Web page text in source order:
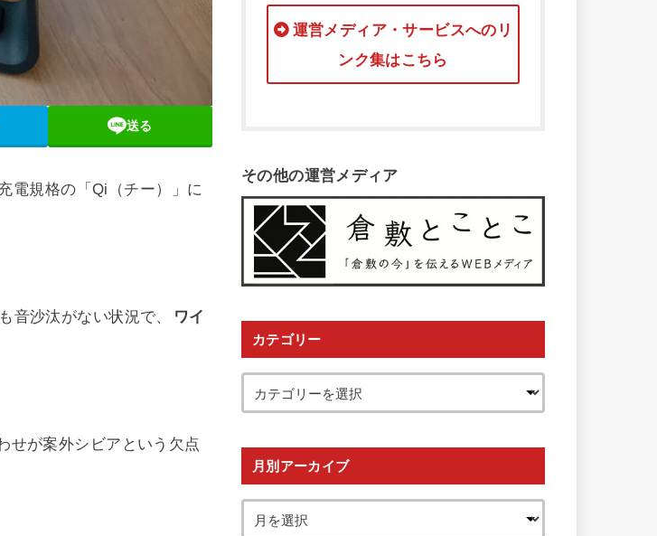
送る
電規格の「Qi（チー）」に
音沙汰がない状況で、
ワイ
せが案外シビアという欠点
運営メディア・サービスへのリ
ンク集はこちら
その他の運営メディア
カテゴリー
月別アーカイブ